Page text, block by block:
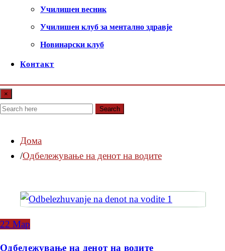
Училишен весник
Училишен клуб за ментално здравје
Новинарски клуб
Контакт
×
Search
Дома
Одбележување на денот на водите
22 Мар
Одбележување на денот на водите